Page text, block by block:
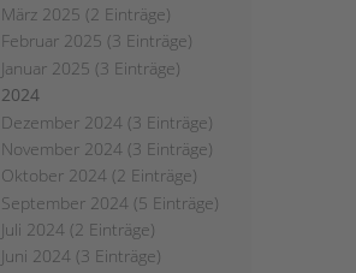
März 2025 (2 Einträge)
Februar 2025 (3 Einträge)
Januar 2025 (3 Einträge)
2024
Dezember 2024 (3 Einträge)
November 2024 (3 Einträge)
Oktober 2024 (2 Einträge)
September 2024 (5 Einträge)
Juli 2024 (2 Einträge)
Juni 2024 (3 Einträge)